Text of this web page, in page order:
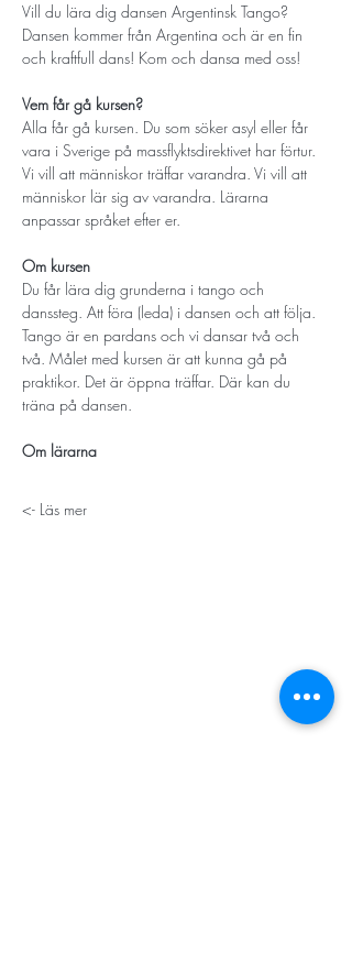
Vill du lära dig dansen Argentinsk Tango?
Dansen kommer från Argentina och är en fin
och kraftfull dans! Kom och dansa med oss!
Vem får gå kursen?
Alla får gå kursen. Du som söker asyl eller får
vara i Sverige på massflyktsdirektivet har förtur.
Vi vill att människor träffar varandra. Vi vill att
människor lär sig av varandra. Lärarna
anpassar språket efter er.
Om kursen
Du får lära dig grunderna i tango och
danssteg. Att föra (leda) i dansen och att följa.
Tango är en pardans och vi dansar två och
två. Målet med kursen är att kunna gå på
praktikor. Det är öppna träffar. Där kan du
träna på dansen.
Om lärarna
Läs mer ->
Stiftelsen Konung Oscar II:s och Drottning Sofias